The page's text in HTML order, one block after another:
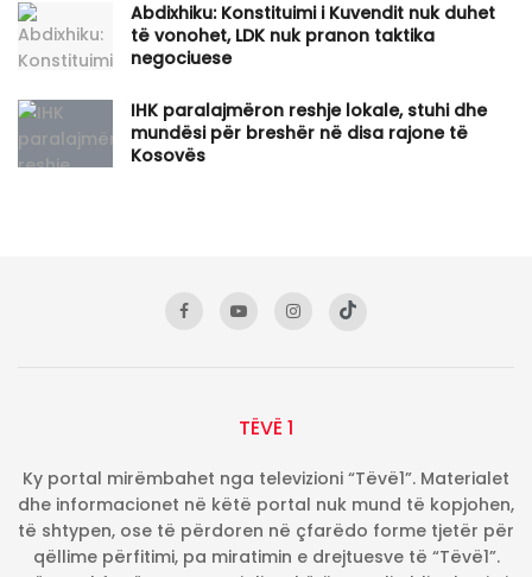
Abdixhiku: Konstituimi i Kuvendit nuk duhet
të vonohet, LDK nuk pranon taktika
negociuese
IHK paralajmëron reshje lokale, stuhi dhe
mundësi për breshër në disa rajone të
Kosovës
TËVË 1
Ky portal mirëmbahet nga televizioni “Tëvë1”. Materialet
dhe informacionet në këtë portal nuk mund të kopjohen,
të shtypen, ose të përdoren në çfarëdo forme tjetër për
qëllime përfitimi, pa miratimin e drejtuesve të “Tëvë1”.